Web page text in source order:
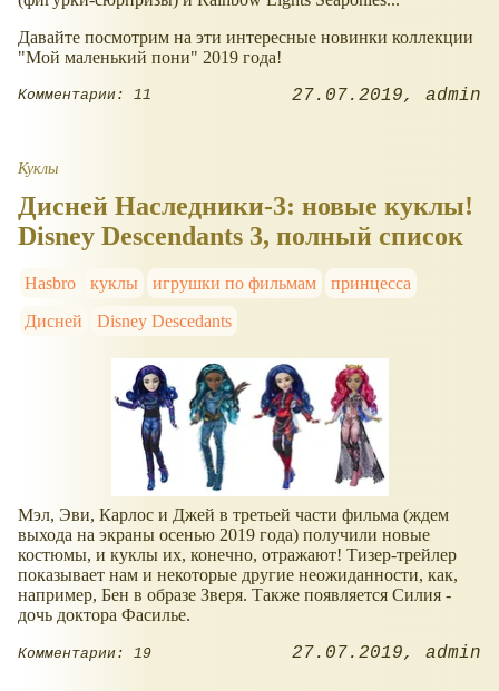
Давайте посмотрим на эти интересные новинки коллекции
"Мой маленький пони" 2019 года!
Комментарии: 11 27.07.2019 admin
Куклы
Дисней Наследники-3: новые куклы!
Disney Descendants 3, полный список
Hasbro куклы игрушки по фильмам
принцесса
Дисней
Disney Descedants
Мэл, Эви, Карлос и Джей в третьей части фильма (ждем
выхода на экраны осенью 2019 года) получили новые
костюмы, и куклы их, конечно, отражают! Тизер-трейлер
показывает нам и некоторые другие неожиданности, как,
например, Бен в образе Зверя. Также появляется Силия -
дочь доктора Фасилье.
Комментарии: 19 27.07.2019 admin